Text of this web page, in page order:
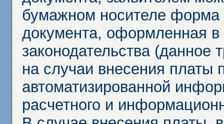
бумажном носителе форма
документа, оформленная в
законодательства (данное
на случаи внесения платы
автоматизированной
расчетного и